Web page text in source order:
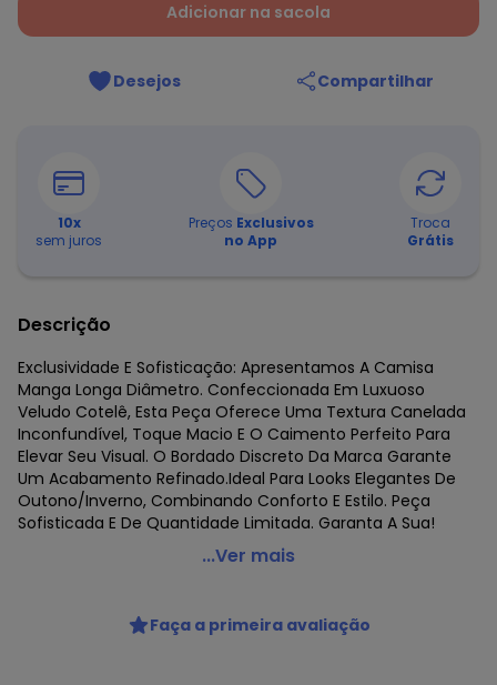
Adicionar na sacola
Desejos Compartilhar
10x
sem juros
Preços Exclusivos
no App
Troca
Grátis
Descrição
Exclusividade E Sofisticação: Apresentamos A Camisa
Manga Longa Diâmetro. Confeccionada Em Luxuoso
Veludo Cotelê, Esta Peça Oferece Uma Textura Canelada
Inconfundível, Toque Macio E O Caimento Perfeito Para
Elevar Seu Visual. O Bordado Discreto Da Marca Garante
Um Acabamento Refinado.Ideal Para Looks Elegantes De
Outono/Inverno, Combinando Conforto E Estilo. Peça
Sofisticada E De Quantidade Limitada. Garanta A Sua!
Diametro - Camisa Manga Longa Preto
Fornecedor: ROVITEX IND E COM DE MALHAS LTDA / CNPJ
79.233.672/0010-98
...Ver mais
Faça a primeira avaliação